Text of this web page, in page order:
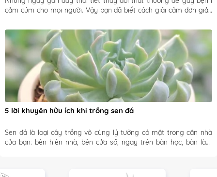
cảm cúm cho mọi người. Vậy bạn đã biết cách giải cảm đơn giản
5 lời khuyên hữu ích khi trồng sen đá
Sen đá là loại cây trồng vô cùng lý tưởng có mặt trong căn nhà
của bạn: bên hiên nhà, bên cửa sổ, ngay trên bàn học, bàn làm